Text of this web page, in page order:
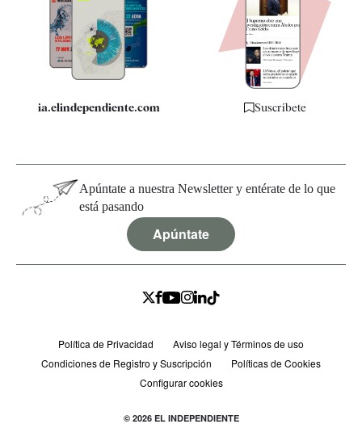
Quiénes somos
Especificaciones
ia.elindependiente.com Suscríbete
Apúntate a nuestra Newsletter y entérate de lo que
está pasando
Apúntate
Política de Privacidad
Aviso legal y Términos de uso
Condiciones de Registro y Suscripción
Políticas de Cookies
Configurar cookies
© 2026 EL INDEPENDIENTE